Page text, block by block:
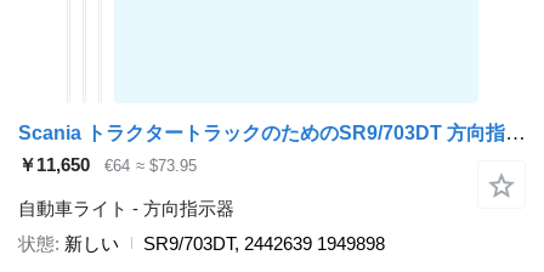
Scania トラクタートラックのためのSR9/703DT 方向指示器
￥11,650 €64 ≈ $73.95
自動車ライト - 方向指示器
状態 新しい
SR9/703DT, 2442639 1949898